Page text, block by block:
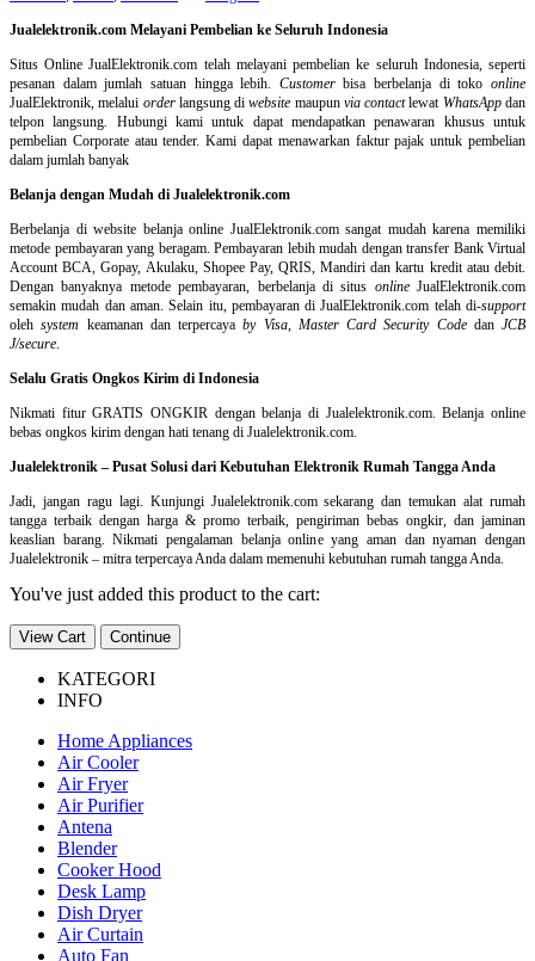
Jualelektronik.com Melayani Pembelian ke Seluruh Indonesia
Situs Online JualElektronik.com telah melayani pembelian ke seluruh Indonesia, seperti
pesanan dalam jumlah satuan hingga lebih. Customerbisa berbelanja di tokoonline
JualElektronik, melalui orderlangsung diwebsite maupun via contactlewat WhatsAppdan
telpon langsung. Hubungi kami untuk dapat mendapatkan penawaran khusus untuk
pembelian Corporate atau tender. Kami dapat menawarkan faktur pajak untuk pembelian
dalam jumlah banyak
Belanja dengan Mudah di Jualelektronik.com
Berbelanja diwebsite belanja online JualElektronik.com sangat mudah karena memiliki
metode pembayaran yang beragam. Pembayaran lebih mudah dengan transfer Bank Virtual
Account BCA, Gopay, Akulaku, Shopee Pay, QRIS, Mandiri dan kartu kredit atau debit.
Dengan banyaknya metode pembayaran, berbelanja di situs onlineJualElektronik.com
semakin mudah dan aman. Selain itu, pembayaran di JualElektronik.com telah di-support
olehsystem keamanan dan terpercayaby Visa, Master Card Security Codedan JCB
J/secure.
Selalu Gratis Ongkos Kirim di Indonesia
Nikmati fitur GRATIS ONGKIR dengan belanja di Jualelektronik.com. Belanja online
bebas ongkos kirim dengan hati tenang di Jualelektronik.com.
Jualelektronik – Pusat Solusi dari Kebutuhan Elektronik Rumah Tangga Anda
Jadi, jangan ragu lagi. Kunjungi Jualelektronik.com sekarang dan temukan alat rumah
tangga terbaik dengan harga & promo terbaik, pengiriman bebas ongkir, dan jaminan
keaslian barang. Nikmati pengalaman belanja online yang aman dan nyaman dengan
Jualelektronik – mitra terpercaya Anda dalam memenuhi kebutuhan rumah tangga Anda.
You've just added this product to the cart:
View Cart Continue
KATEGORI
INFO
Home Appliances
Air Cooler
Air Fryer
Air Purifier
Antena
Blender
Cooker Hood
Desk Lamp
Dish Dryer
Air Curtain
Auto Fan